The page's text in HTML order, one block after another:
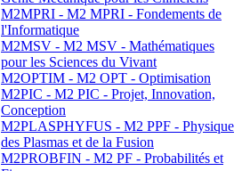
M2MPRI - M2 MPRI - Fondements de
l'Informatique
M2MSV - M2 MSV - Mathématiques
pour les Sciences du Vivant
M2OPTIM - M2 OPT - Optimisation
M2PIC - M2 PIC - Projet, Innovation,
Conception
M2PLASPHYFUS - M2 PPF - Physique
des Plasmas et de la Fusion
M2PROBFIN - M2 PF - Probabilités et